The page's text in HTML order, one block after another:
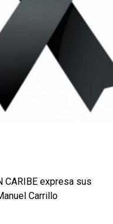
CARIBE expresa sus
Carrillo